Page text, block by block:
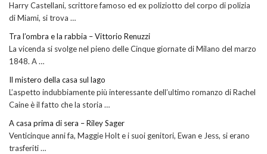
Harry Castellani, scrittore famoso ed ex poliziotto del corpo di polizia
di Miami, si trova …
Tra l’ombra e la rabbia – Vittorio Renuzzi
La vicenda si svolge nel pieno delle Cinque giornate di Milano del marzo
1848. A …
Il mistero della casa sul lago
L’aspetto indubbiamente più interessante dell’ultimo romanzo di Rachel
Caine è il fatto che la storia …
A casa prima di sera – Riley Sager
Venticinque anni fa, Maggie Holt e i suoi genitori, Ewan e Jess, si erano
trasferiti …